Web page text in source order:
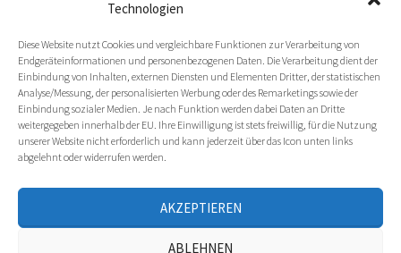
Technologien
Diese Website nutzt Cookies und vergleichbare Funktionen zur Verarbeitung von
Endgeräteinformationen und personenbezogenen Daten. Die Verarbeitung dient der
Einbindung von Inhalten, externen Diensten und Elementen Dritter, der statistischen
Analyse/Messung, der personalisierten Werbung oder des Remarketings sowie der
Einbindung sozialer Medien. Je nach Funktion werden dabei Daten an Dritte
weitergegeben innerhalb der EU. Ihre Einwilligung ist stets freiwillig, für die Nutzung
unserer Website nicht erforderlich und kann jederzeit über das Icon unten links
abgelehnt oder widerrufen werden.
AKZEPTIEREN
ABLEHNEN
Kontakt
Impressum
Datenschutz­erklärung